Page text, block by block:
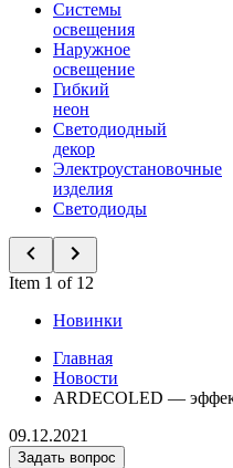
Системы
освещения
Наружное
освещение
Гибкий
неон
Светодиодный
декор
Электроустановочные
изделия
Светодиоды
Item 1 of 12
Новинки
Главная
Новости
ARDECOLED —
09.12.2021
Задать вопрос